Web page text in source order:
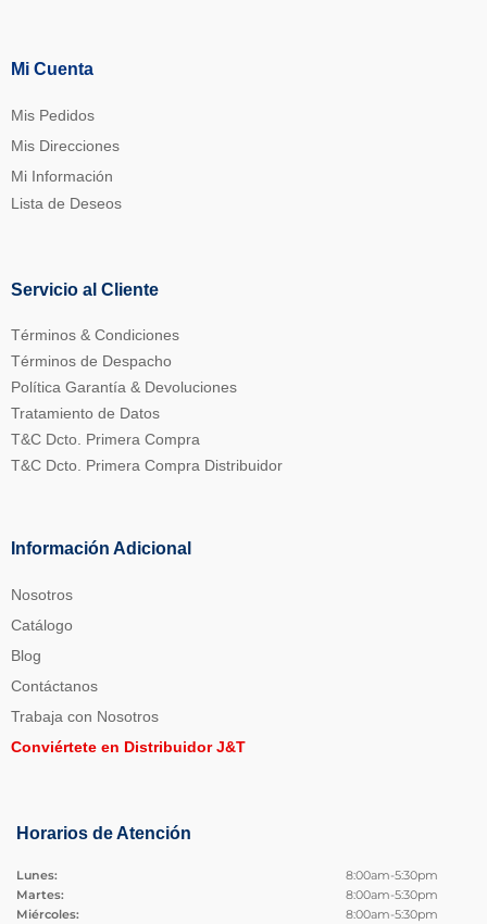
Mi Cuenta
Mis Pedidos
Mis Direcciones
Mi Información
Lista de Deseos
Servicio al Cliente
Términos & Condiciones
Términos de Despacho
Política Garantía & Devoluciones
Tratamiento de Datos
T&C Dcto. Primera Compra
T&C Dcto. Primera Compra Distribuidor
Información Adicional
Nosotros
Catálogo
Blog
Contáctanos
Trabaja con Nosotros
Conviértete en Distribuidor J&T
Horarios de Atención
Lunes:
8:00am-5:30pm
Martes:
8:00am-5:30pm
Miércoles:
8:00am-5:30pm